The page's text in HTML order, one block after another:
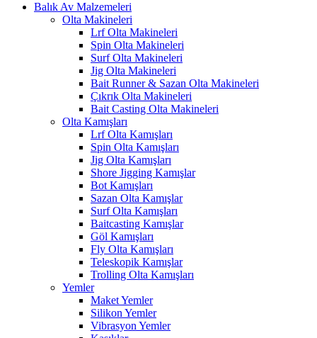
Balık Av Malzemeleri
Olta Makineleri
Lrf Olta Makineleri
Spin Olta Makineleri
Surf Olta Makineleri
Jig Olta Makineleri
Bait Runner & Sazan Olta Makineleri
Çıkrık Olta Makineleri
Bait Casting Olta Makineleri
Olta Kamışları
Lrf Olta Kamışları
Spin Olta Kamışları
Jig Olta Kamışları
Shore Jigging Kamışlar
Bot Kamışları
Sazan Olta Kamışlar
Surf Olta Kamışları
Baitcasting Kamışlar
Göl Kamışları
Fly Olta Kamışları
Teleskopik Kamışlar
Trolling Olta Kamışları
Yemler
Maket Yemler
Silikon Yemler
Vibrasyon Yemler